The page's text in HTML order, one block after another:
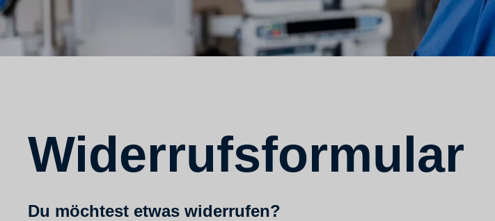
Widerrufsformular
Du möchtest etwas widerrufen?